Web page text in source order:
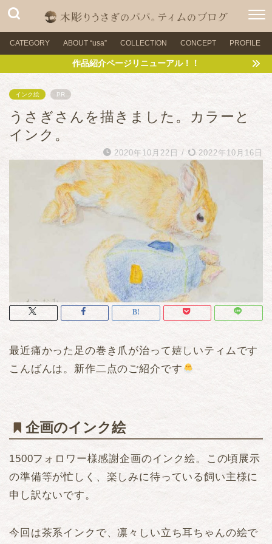
CATEGORY ABOUT “usa” COLLECTION CONCEPT PROFILE
作品紹介ページリニューアル！！
インク絵 PR
うさぎさんを描きました。カラーと
インク。
2020年10月22日 / 2022年10月16日
最近痛かった足の巻き爪が治って嬉しいティムです
こんばんは。新作二点のご紹介です
企画のインク絵
1500フォロワー様感謝企画のインク絵。この頃展示
の準備等が忙しく、楽しみに待っている飼い主様に
申し訳ないです。
今回は茶系インクで、凛々しい立ち耳ちゃんの絵で